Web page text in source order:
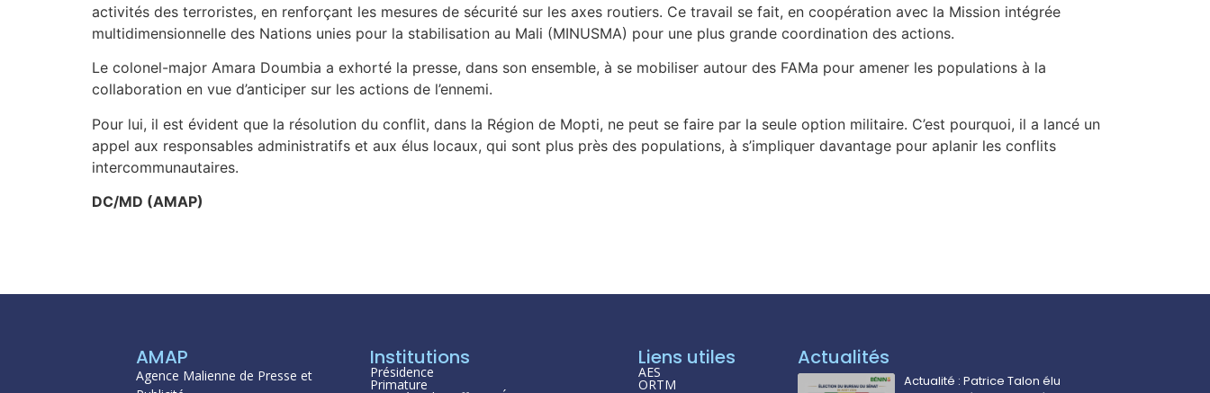
activités des terroristes, en renforçant les mesures de sécurité sur les axes routiers. Ce travail se fait, en coopération avec la Mission intégrée
multidimensionnelle des Nations unies pour la stabilisation au Mali (MINUSMA) pour une plus grande coordination des actions.
Le colonel-major Amara Doumbia a exhorté la presse, dans son ensemble, à se mobiliser autour des FAMa pour amener les populations à la
collaboration en vue d’anticiper sur les actions de l’ennemi.
Pour lui, il est évident que la résolution du conflit, dans la Région de Mopti, ne peut se faire par la seule option militaire. C’est pourquoi, il a lancé un
appel aux responsables administratifs et aux élus locaux, qui sont plus près des populations, à s’impliquer davantage pour aplanir les conflits
intercommunautaires.
DC/MD (AMAP)
AMAP
Agence Malienne de Presse et
Institutions
Présidence
Primature
Liens utiles
AES
ORTM
Actualités
Actualité : Patrice Talon élu